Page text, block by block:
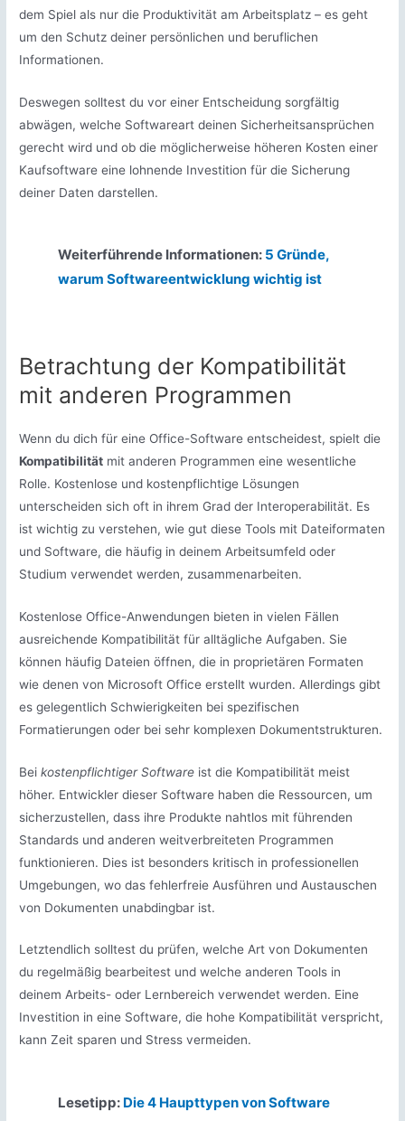
dem Spiel als nur die Produktivität am Arbeitsplatz – es geht
um den Schutz deiner persönlichen und beruflichen
Informationen.
Deswegen solltest du vor einer Entscheidung sorgfältig
abwägen, welche Softwareart deinen Sicherheitsansprüchen
gerecht wird und ob die möglicherweise höheren Kosten einer
Kaufsoftware eine lohnende Investition für die Sicherung
deiner Daten darstellen.
Weiterführende Informationen: 5 Gründe,
warum Softwareentwicklung wichtig ist
Betrachtung der Kompatibilität
mit anderen Programmen
Wenn du dich für eine Office-Software entscheidest, spielt die
Kompatibilität mit anderen Programmen eine wesentliche
Rolle. Kostenlose und kostenpflichtige Lösungen
unterscheiden sich oft in ihrem Grad der Interoperabilität. Es
ist wichtig zu verstehen, wie gut diese Tools mit Dateiformaten
und Software, die häufig in deinem Arbeitsumfeld oder
Studium verwendet werden, zusammenarbeiten.
Kostenlose Office-Anwendungen bieten in vielen Fällen
ausreichende Kompatibilität für alltägliche Aufgaben. Sie
können häufig Dateien öffnen, die in proprietären Formaten
wie denen von Microsoft Office erstellt wurden. Allerdings gibt
es gelegentlich Schwierigkeiten bei spezifischen
Formatierungen oder bei sehr komplexen Dokumentstrukturen.
Beikostenpflichtiger Software ist die Kompatibilität meist
höher. Entwickler dieser Software haben die Ressourcen, um
sicherzustellen, dass ihre Produkte nahtlos mit führenden
Standards und anderen weitverbreiteten Programmen
funktionieren. Dies ist besonders kritisch in professionellen
Umgebungen, wo das fehlerfreie Ausführen und Austauschen
von Dokumenten unabdingbar ist.
Letztendlich solltest du prüfen, welche Art von Dokumenten
du regelmäßig bearbeitest und welche anderen Tools in
deinem Arbeits- oder Lernbereich verwendet werden. Eine
Investition in eine Software, die hohe Kompatibilität verspricht,
kann Zeit sparen und Stress vermeiden.
Lesetipp: Die 4 Haupttypen von Software